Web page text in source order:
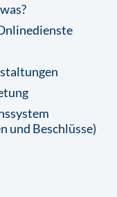
und Beschlüsse)